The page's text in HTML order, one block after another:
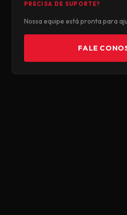
PRECISA DE SUPORTE?
Nossa equipe está pronta para
FALE